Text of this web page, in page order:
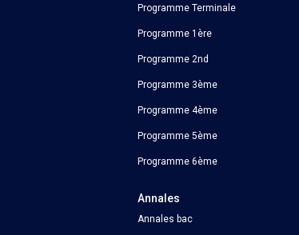
Programme Terminale
Programme 1ère
Programme 2nd
Programme 3ème
Programme 4ème
Programme 5ème
Programme 6ème
Annales
Annales bac